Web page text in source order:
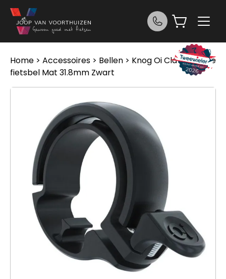
Ga naar de inhoud
Home > Accessoires > Bellen > Knog Oi Classic Large
fietsbel Mat 31.8mm Zwart